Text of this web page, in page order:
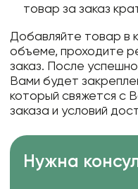
товар за заказ
Добавляйте товар в
объеме, проходите
заказ. После
Вами будет
который свяжется с
заказа и условий
Нужна